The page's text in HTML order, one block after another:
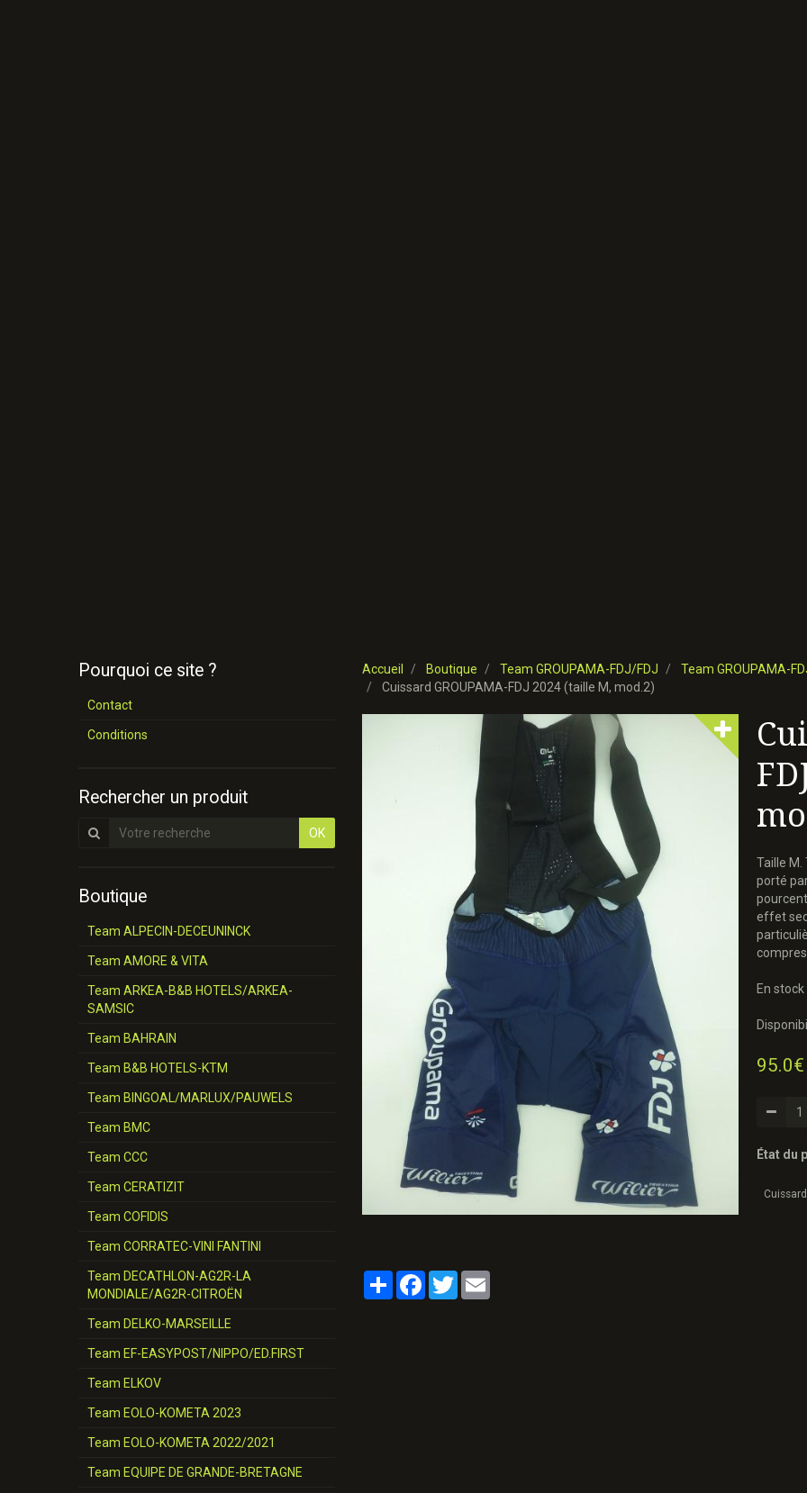
Accueil Boutique Team GROUPAMA-FDJ/FDJ
Team GROUPAMA-
Cuissard GROUPAMA-FDJ 2024 (taille M, mod.2)
Taille M.
porté
effet
En stock
État du
PartagerFacebook
Twitter
Pourquoi ce site ?
Contact
Conditions
Rechercher un produit
OK
Boutique
Team ALPECIN-DECEUNINCK
Team AMORE & VITA
Team ARKEA-B&B HOTELS/ARKEA-
SAMSIC
Team BAHRAIN
Team B&B HOTELS-KTM
Team BINGOAL/MARLUX/PAUWELS
Team BMC
Team CCC
Team CERATIZIT
Team COFIDIS
Team CORRATEC-VINI FANTINI
Team DECATHLON-AG2R-LA
MONDIALE/AG2R-CITROËN
Team DELKO-MARSEILLE
Team EF-EASYPOST/NIPPO/ED.FIRST
Team ELKOV
Team EOLO-KOMETA 2023
Team EOLO-KOMETA 2022/2021
Team EQUIPE DE GRANDE-BRETAGNE